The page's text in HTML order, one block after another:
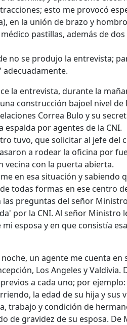
esto me provocó
en la unión de brazo y
pastillas, además de
no se produjo la entrevista;
la entrevista, durante la
construcción bajoel nivel
Correa Bulo y su
espalda por agentes de la CNI.
tuvo, que solicitar al jefe del
a rodear la oficina por
vecina con la puerta abierta.
en esa situación y sabiendo
todas formas en ese centro
preguntas del señor
por la CNI. Al señor Ministro
esposa y en que consistía
noche, un agente me cuenta
Los Angeles y Valdivia.
a cada uno; por
la edad de su hija y sus
trabajo y condición de
de gravidez de su esposa.